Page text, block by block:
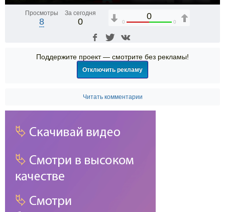
Просмотры
8
За сегодня
0
0
0 0
Поддержите проект — смотрите без рекламы!
Отключить рекламу
Читать комментарии